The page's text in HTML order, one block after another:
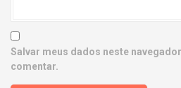
Salvar meus dados neste
comentar.